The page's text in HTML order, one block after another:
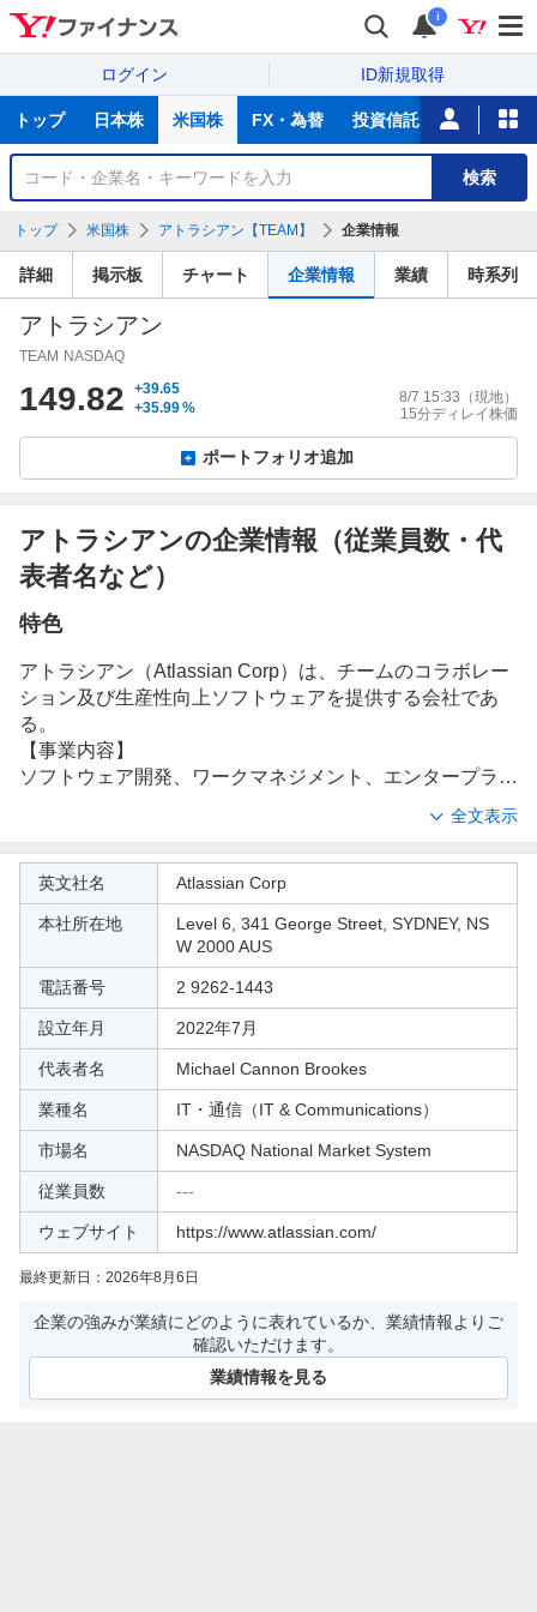
i
ログイン ID新規取得
サ
トップ 日本株 米国株 FX・為替 投資信託 ニュース
銘
検
索
検索
トップ 米国株 アトラシアン【TEAM】 企業情報
詳細 掲示板 チャート 企業情報 業績 時系列
アトラシアン
TEAM NASDAQ
149.82
+39.65
+35.99%
8/7 15:33 （現地）
15分ディレイ株価
ポートフォリオ追加
アトラシアンの企業情報（従業員数・代
表者名など）
特色
アトラシアン（Atlassian Corp）は、チームのコラボレー
ション及び生産性向上ソフトウェアを提供する会社であ
る。
【事業内容】
ソフトウェア開発、ワークマネジメント、エンタープライ
ズサービスマネジメントソフトウェアを専門としており、
人工知能（AI）を活用したワークシステムを通じて、企業
のビジネスチームと技術チームを連携させる。相互接続さ
れたアプリケーション、AIエージェント及びコレクション
のポートフォリオは、それぞれ独自の価値提案を有し、ソ
フトウェアチーム、情報技術（IT）運用・サポートチー
供する。アプリ、エージェント、コレクションはすべて、
組織全体のチーム、情報、ワークフローを接続する共通技
術基盤であるアトラシアン・クラウドプラットフォームと
データモデル上に構築される。主なアプリには、「Jir
a」、「Confluence」、「Loom」、「Jira Service Manag
ement」、「Rovo」、「Bitbucket」、「Compass」、「J
ira Product Discovery」、「Jira Align」、「Focus及びTal
ent」がある。データセンター導入オプションでチームコ
ラボレーション製品を提供する。「Dia」及び「Arc」の
各ブラウザを運営する。
全文表示
社
英文社名 Atlassian Corp
本社所在地
Level 6, 341 George Street, SYDNEY, NS
W 2000 AUS
電話番号 2 9262-1443
設立年月 2022年7月
代表者名 Michael Cannon Brookes
業種名 IT・通信（IT & Communications）
市場名 NASDAQ National Market System
従業員数 ---
ウェブサイト https://www.atlassian.com/
最終更新日： 2026年8月6日
企業の強みが業績にどのように表れているか、業績情報よりご
確認いただけます。
業績情報を見る